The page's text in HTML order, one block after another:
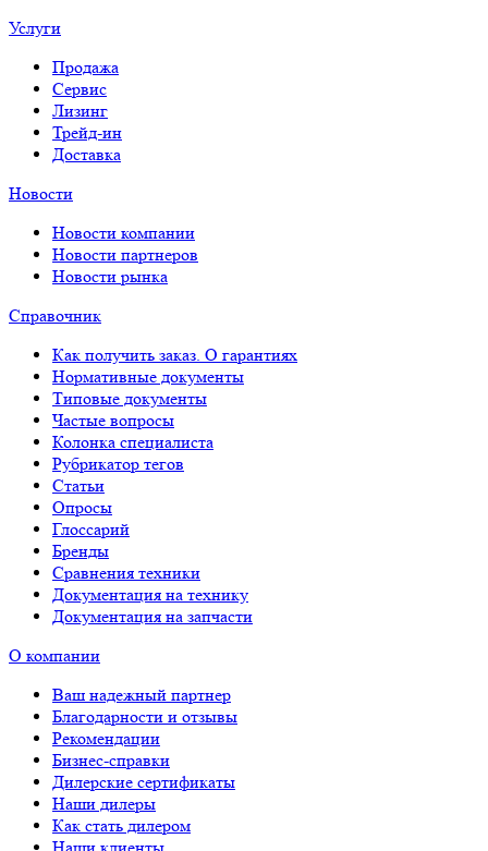
Услуги
Продажа
Сервис
Лизинг
Трейд-ин
Доставка
Новости
Новости компании
Новости партнеров
Новости рынка
Справочник
Как получить заказ. О гарантиях
Нормативные документы
Типовые документы
Частые вопросы
Колонка специалиста
Рубрикатор тегов
Статьи
Опросы
Глоссарий
Бренды
Сравнения техники
Документация на технику
Документация на запчасти
О компании
Ваш надежный партнер
Благодарности и отзывы
Рекомендации
Бизнес-справки
Дилерские сертификаты
Наши дилеры
Как стать дилером